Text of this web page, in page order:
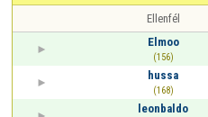
Ellenfél
Elmoo
(156)
hussa
(168)
leonbaldo